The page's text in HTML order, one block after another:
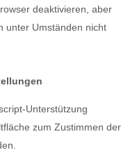
deaktivieren, aber
unter Umständen nicht
Unterstützung
zum Zustimmen der